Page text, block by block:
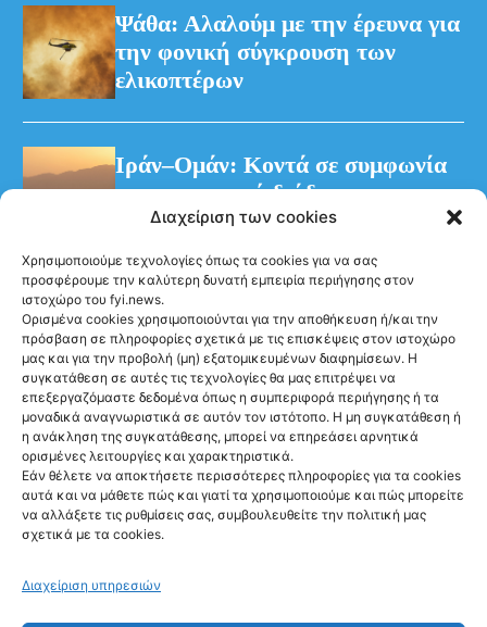
Διαχείριση των cookies
Χρησιμοποιούμε τεχνολογίες όπως τα cookies για να σας
προσφέρουμε την καλύτερη δυνατή εμπειρία περιήγησης στον
ιστοχώρο του fyi.news.
Ορισμένα cookies χρησιμοποιούνται για την αποθήκευση ή/και την
πρόσβαση σε πληροφορίες σχετικά με τις επισκέψεις στον ιστοχώρο
μας και για την προβολή (μη) εξατομικευμένων διαφημίσεων. Η
συγκατάθεση σε αυτές τις τεχνολογίες θα μας επιτρέψει να
επεξεργαζόμαστε δεδομένα όπως η συμπεριφορά περιήγησης ή τα
μοναδικά αναγνωριστικά σε αυτόν τον ιστότοπο. Η μη συγκατάθεση ή
η ανάκληση της συγκατάθεσης, μπορεί να επηρεάσει αρνητικά
ορισμένες λειτουργίες και χαρακτηριστικά.
Εάν θέλετε να αποκτήσετε περισσότερες πληροφορίες για τα cookies
αυτά και να μάθετε πώς και γιατί τα χρησιμοποιούμε και πώς μπορείτε
να αλλάξετε τις ρυθμίσεις σας, συμβουλευθείτε την πολιτική μας
σχετικά με τα cookies.
Διαχείριση υπηρεσιών
NEWS
Ψάθα: Αλαλούμ με
την έρευνα για
την φονική
σύγκρουση των
ελικοπτέρων
@fyinews team
06/08/2026